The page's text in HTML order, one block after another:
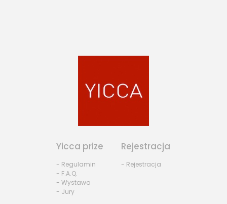
Yicca prize
- Regulamin
- F.A.Q.
- Wystawa
- Jury
Rejestracja
- Rejestracja